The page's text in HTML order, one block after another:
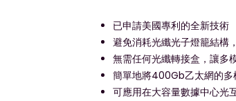
已申請美國專利的全新技術
避免消耗光纖光子燈籠結構
無需任何光纖轉接盒，讓多
簡單地將400Gb乙太網的
可應用在大容量數據中心光